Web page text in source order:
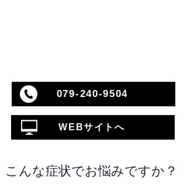
079-240-9504
WEBサイトへ
こんな症状でお悩みですか？